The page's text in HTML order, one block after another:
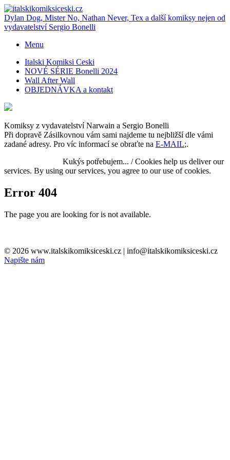
Dylan Dog, Mister No, Nathan Never, Tex a další komiksy nejen od
vydavatelství Sergio Bonelli
Menu
Italski Komiksi Ceski
NOVÉ SÉRIE Bonelli 2024
Wall After Wall
OBJEDNÁVKA a kontakt
Komiksy z vydavatelství Narwain a Sergio Bonelli
Při dopravě Zásilkovnou vám sami najdeme tu nejbližší dle vámi
zadané adresy. Pro víc informací se obraťte na E-MAIL;.
Kukýs potřebujem... / Cookies help us deliver our
services. By using our services, you agree to our use of cookies.
Error 404
The page you are looking for is not available.
© 2026 www.italskikomiksiceski.cz | info@italskikomiksiceski.cz
Napište nám